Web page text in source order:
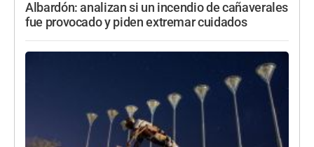
Albardón: analizan si un incendio de cañaverales
fue provocado y piden extremar cuidados